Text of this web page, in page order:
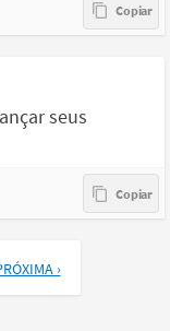
seus
›